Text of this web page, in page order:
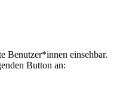
Benutzer*innen einsehbar.
Button an: